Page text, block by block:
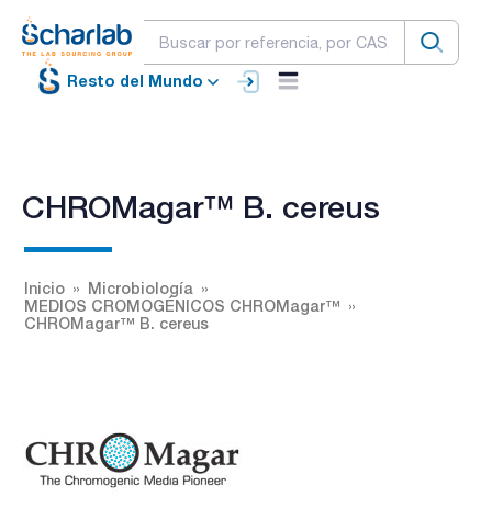
Resto del Mundo
CHROMagar™ B. cereus
Inicio
Microbiología
MEDIOS CROMOGÉNICOS CHROMagar™
CHROMagar™ B. cereus